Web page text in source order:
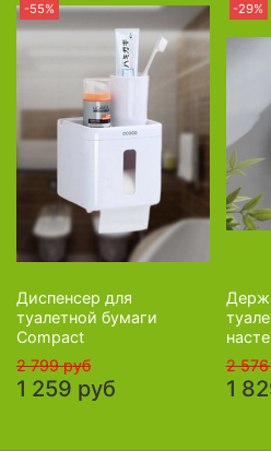
-55%
Диспенсер для
туалетной бумаги
Compact
2 799 руб
1 259 руб
-29%
2 576
1